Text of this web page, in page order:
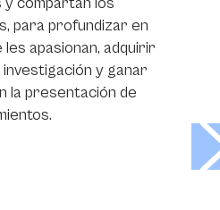
para profundizar en
les apasionan, adquirir
y ganar
la presentación de